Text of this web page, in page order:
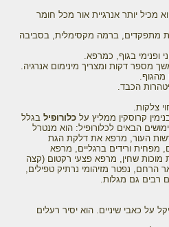
מכיל יותר אנרגיית אור מכל חומר
מתפקדים, ברמה מקסימלית, בסביבה
ופנימי בגוף, כמרפא.
מספר דקות ומצריך מינימום אנרגיה.
מהגוף.
הכבד.
צלקות.
כלורופיל בגלל
הבאים לכלורופיל: הוא מנטרל
העור, מרפא את דלקת הגת
מפחית ורידים ברגליים, מרפא
מוכות שחין, מרפא פצעי רקטום (קצה
נפטר מזיהומי נרתיק טפילים,
רבים גם מגלות.
נמצא בפה למשך 5 דקות יקל על כאבי שיניים. הוא יסיר רעלים